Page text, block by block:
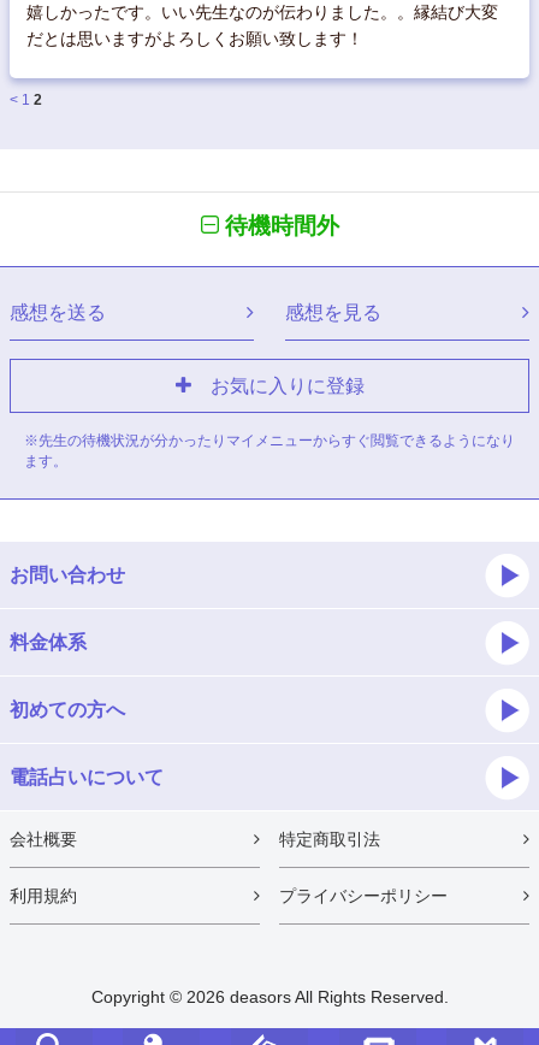
嬉しかったです。いい先生なのが伝わりました。。縁結び大変
だとは思いますがよろしくお願い致します！
< 1 2
待機時間外
感想を送る 感想を見る
お気に入りに登録
※先生の待機状況が分かったりマイメニューからすぐ閲覧できるようになり
ます。
お問い合わせ
料金体系
初めての方へ
電話占いについて
会社概要 特定商取引法
利用規約 プライバシーポリシー
Copyright © 2026 deasors All Rights Reserved.